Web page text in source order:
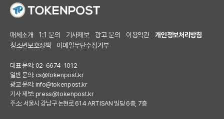
매체소개 1:1 문의 기사제보 광고 문의 이용약관
개인정보처리방침
청소년보호정책
이메일무단수집거부
대표 문의: 02-6674-1012
일반 문의: cs@tokenpost.kr
광고 문의: info@tokenpost.kr
기사 제보: press@tokenpost.kr
주소: 서울시 강남구 논현로 614 ARTISAN 빌딩 6층, 7층